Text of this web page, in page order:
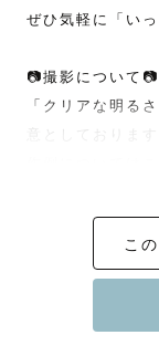
ぜひ気軽に「い
📷撮影について📷
「クリアな明る
ご覧ください。
そちらを見てい
伝わるかと思い
撮影では、撮る
こ